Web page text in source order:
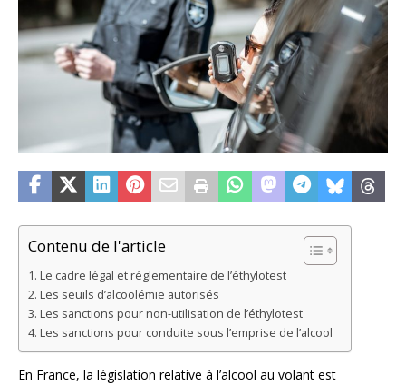
Contenu de l'article
Le cadre légal et réglementaire de l’éthylotest
Les seuils d’alcoolémie autorisés
Les sanctions pour non-utilisation de l’éthylotest
Les sanctions pour conduite sous l’emprise de l’alcool
En France, la législation relative à l’alcool au volant est